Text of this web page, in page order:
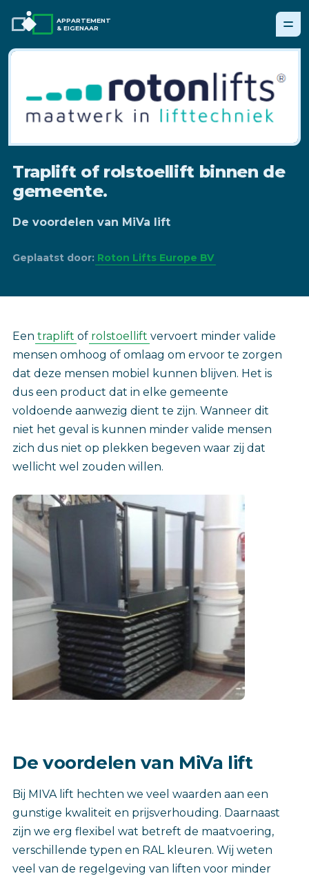
APPARTEMENT
& EIGENAAR
Traplift of rolstoellift binnen de
gemeente.
De voordelen van MiVa lift
Geplaatst door: Roton Lifts Europe BV
‎Een traplift of rolstoellift vervoert minder valide
mensen omhoog of omlaag om ervoor te zorgen
dat deze mensen mobiel kunnen blijven. Het is
dus een product dat in elke gemeente
voldoende aanwezig dient te zijn. Wanneer dit
niet het geval is kunnen minder valide mensen
zich dus niet op plekken begeven waar zij dat
wellicht wel zouden willen.
De voordelen van MiVa lift
Bij MIVA lift hechten we veel waarden aan een
gunstige kwaliteit en prijsverhouding. Daarnaast
zijn we erg flexibel wat betreft de maatvoering,
verschillende typen en RAL kleuren. Wij weten
veel van de regelgeving van liften voor minder